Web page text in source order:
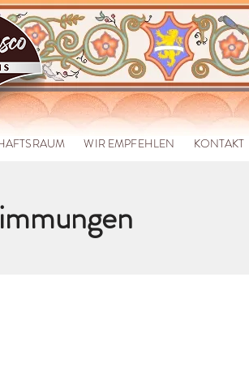
WIR EMPFEHLEN KONTAKT